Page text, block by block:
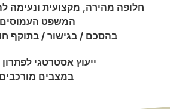
חלופה מהירה, מקצועית ונעימה
המשפט
בהסכם / בגישור / בתוקף
ייעוץ אסטרטגי
במצבים מורכבים